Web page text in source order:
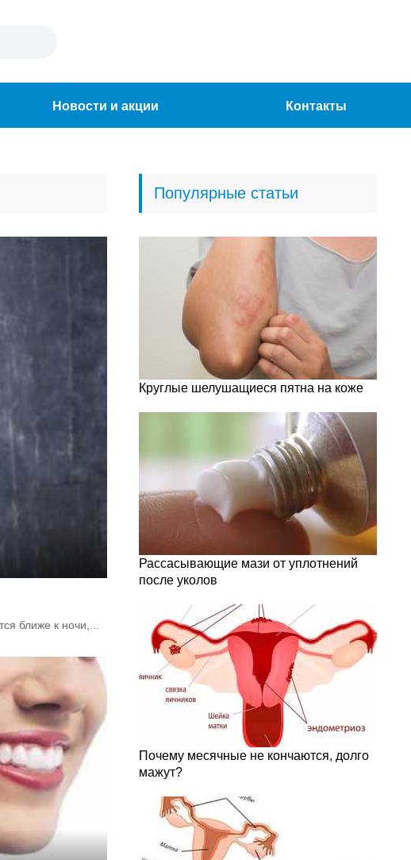
Новости и акции Контакты
ближе к ночи,...
Популярные статьи
Круглые шелушащиеся пятна на коже
Рассасывающие мази от уплотнений
после уколов
Почему месячные не кончаются, долго
мажут?